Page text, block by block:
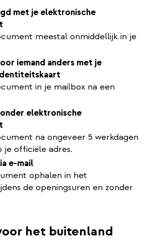
met je elektronische
meestal onmiddellijk in je
iemand anders met je
in je mailbox na een
elektronische
na ongeveer 5 werkdagen
officiële adres.
e-mail
ophalen in het
de openingsuren en zonder
het buitenland